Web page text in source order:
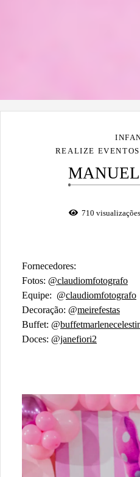
REALIZE EVENTOS
710 visualizações
Fornecedores:
Fotos: @claudiomfotografo
Equipe: @claudiomfotografo
Decoração: @meirefestas
Buffet: @
Doces: @janefiori2